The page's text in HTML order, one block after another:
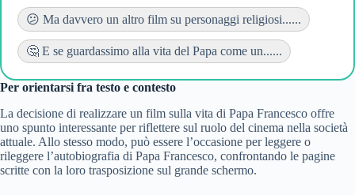
😕 Ma davvero un altro film su personaggi religiosi......
🤔 E se guardassimo alla vita del Papa come un......
Per orientarsi fra testo e contesto
La decisione di realizzare un film sulla vita di Papa Francesco offre
uno spunto interessante per riflettere sul ruolo del cinema nella società
attuale. Allo stesso modo, può essere l’occasione per leggere o
rileggere l’autobiografia di Papa Francesco, confrontando le pagine
scritte con la loro trasposizione sul grande schermo.